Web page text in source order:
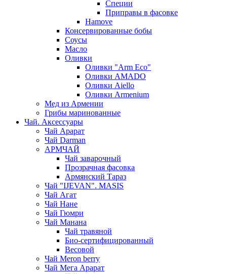
Специи
Приправы в фасовке
Hamove
Консервированные бобы
Соусы
Масло
Оливки
Оливки "Arm Eco"
Оливки AMADO
Оливки Aiello
Оливки Armenium
Мед из Армении
Грибы маринованные
Чай. Аксессуары
Чай Арарат
Чай Darman
АРМЧАЙ
Чай заварочный
Прозрачная фасовка
Армянский Тараз
Чай "IJEVAN". MASIS
Чай Агат
Чай Нане
Чай Гюмри
Чай Манана
Чай травяной
Био-сертифицированный
Весовой
Чай Meron berry
Чай Мега Арарат